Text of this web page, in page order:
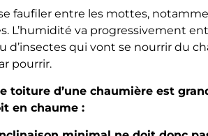
se faufiler entre les mottes,
L’humidité va progressivement
d’insectes qui vont se nourrir du
pourrir.
toiture d’une chaumière est
en chaume :